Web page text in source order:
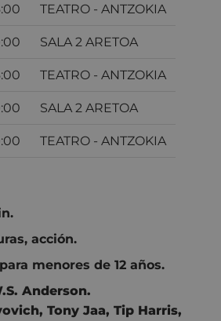
TEATRO - ANTZOKIA
SALA 2 ARETOA
TEATRO - ANTZOKIA
SALA 2 ARETOA
TEATRO - ANTZOKIA
acción.
menores de 12 años.
Anderson.
Tony Jaa, Tip Harris,